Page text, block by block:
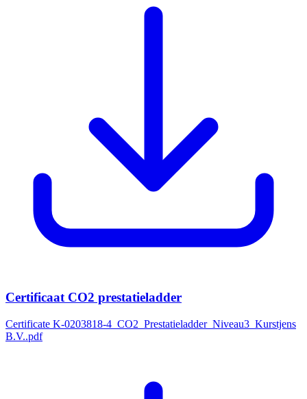
Certificaat CO2 prestatieladder
Certificate K-0203818-4_CO2_Prestatieladder_Niveau3_Kurstjens
B.V..pdf